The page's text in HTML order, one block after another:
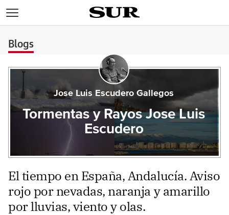
Blogs
Jose Luis Escudero Gallegos
Tormentas y Rayos Jose Luis
Escudero
El tiempo en España, Andalucía. Aviso
rojo por nevadas, naranja y amarillo
por lluvias, viento y olas.